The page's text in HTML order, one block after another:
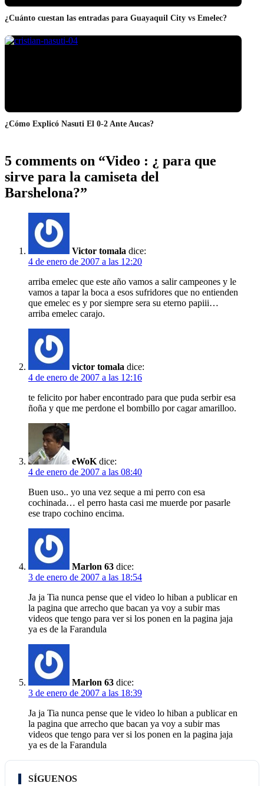
¿Cuánto cuestan las entradas para Guayaquil City vs Emelec?
¿Cómo Explicó Nasuti El 0-2 Ante Aucas?
5 comments on “Video : ¿ para que
sirve para la camiseta del
Barshelona?”
Victor tomala dice:
4 de enero de 2007 a las 12:20
arriba emelec que este año vamos a salir campeones y le
vamos a tapar la boca a esos sufridores que no entienden
que emelec es y por siempre sera su eterno papiii…
arriba emelec carajo.
victor tomala dice:
4 de enero de 2007 a las 12:16
te felicito por haber encontrado para que puda serbir esa
ñoña y que me perdone el bombillo por cagar amarilloo.
eWoK dice:
4 de enero de 2007 a las 08:40
Buen uso.. yo una vez seque a mi perro con esa
cochinada… el perro hasta casi me muerde por pasarle
ese trapo cochino encima.
Marlon 63 dice:
3 de enero de 2007 a las 18:54
Ja ja Tia nunca pense que el video lo hiban a publicar en
la pagina que arrecho que bacan ya voy a subir mas
videos que tengo para ver si los ponen en la pagina jaja
ya es de la Farandula
Marlon 63 dice:
3 de enero de 2007 a las 18:39
Ja ja Tia nunca pense que le video lo hiban a publicar en
la pagina que arrecho que bacan ya voy a subir mas
videos que tengo para ver si los ponen en la pagina jaja
ya es de la Farandula
SÍGUENOS